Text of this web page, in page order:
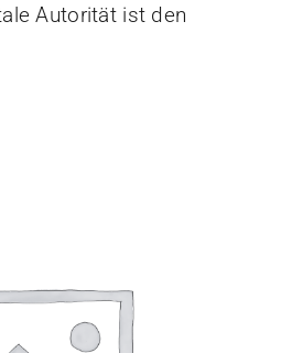
Autorität ist den